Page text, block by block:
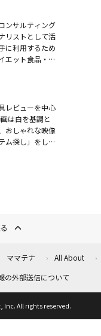
ンサルティング
リストとして活
に利用するため
エット食品・健
レビューを中心
は白を基調と
おしゃれな映像
ム探し」をした
ママテナ All About
の外部送信について
Inc. All rights reserved.